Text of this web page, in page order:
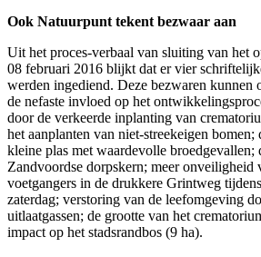
Ook Natuurpunt tekent bezwaar aan
Uit het proces-verbaal van sluiting van het
08 februari 2016 blijkt dat er vier
werden ingediend. Deze bezwaren kunnen
de nefaste invloed op het
door de verkeerde inplanting van
het aanplanten van niet-streekeigen bomen;
kleine plas met waardevolle broedgevallen;
Zandvoordse dorpskern; meer onveiligheid
voetgangers in de drukkere Grintweg
zaterdag; verstoring van de leefomgeving
uitlaatgassen; de grootte van het
impact op het stadsrandbos (9 ha).